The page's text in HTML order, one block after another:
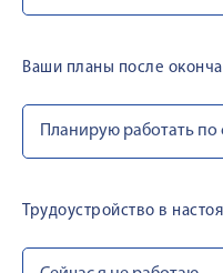
Ваши планы после
Трудоустройство в